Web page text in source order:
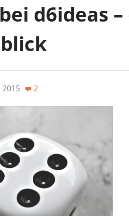
d6ideas –
2